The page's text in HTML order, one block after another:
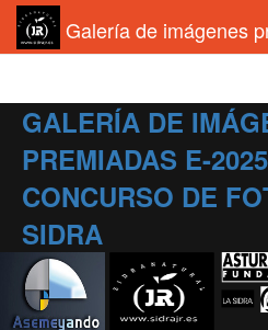
Galería de imágenes
GALERÍA DE
PREMIADAS E-
CONCURSO DE
SIDRA